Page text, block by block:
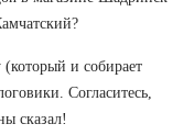
и собирает
Согласитесь,
сказал!